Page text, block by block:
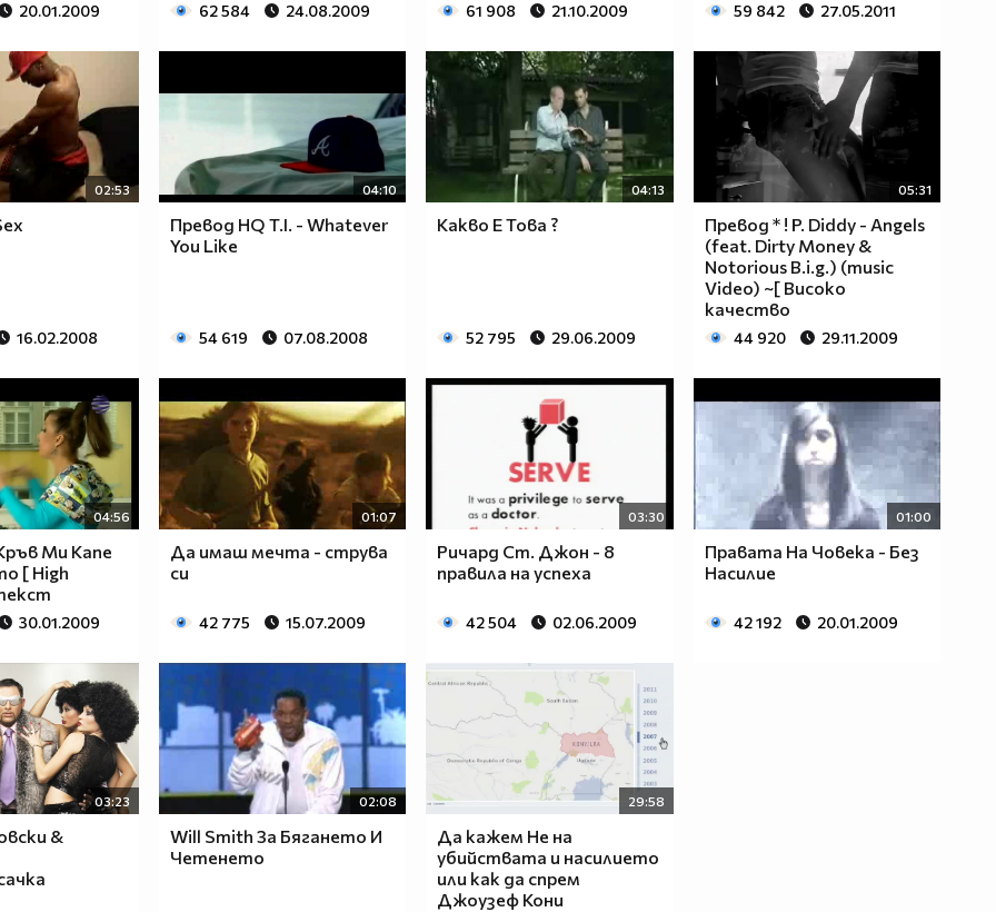
20.01.2009 62 584 24.08.2009 61 908 21.10.2009 59 842 27.05.2011
02:53
16.02.2008
04:10
Превод HQ T.I. - Whatever
You Like
54 619 07.08.2008
04:13
Какво Е Това ?
52 795 29.06.2009
05:31
Превод * ! P. Diddy - Angels
(feat. Dirty Money &
Notorious B.i.g.) (music
Video) ~[ Високо
качество
44 920 29.11.2009
04:56
Ми Капе
[ High
30.01.2009
01:07
Да имаш мечта - струва
си
42 775 15.07.2009
03:30
Ричард Ст. Джон - 8
правила на успеха
42 504 02.06.2009
01:00
Правата На Човека - Без
Насилие
42 192 20.01.2009
03:23
&
02:08
Will Smith За Бягането И
Четенето
29:58
Да кажем Не на
убийствата и насилието
или как да спрем
Джоузеф Кони